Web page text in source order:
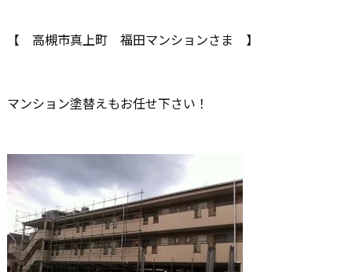
【 高槻市真上町 福田マンションさま 】
マンション塗替えもお任せ下さい！